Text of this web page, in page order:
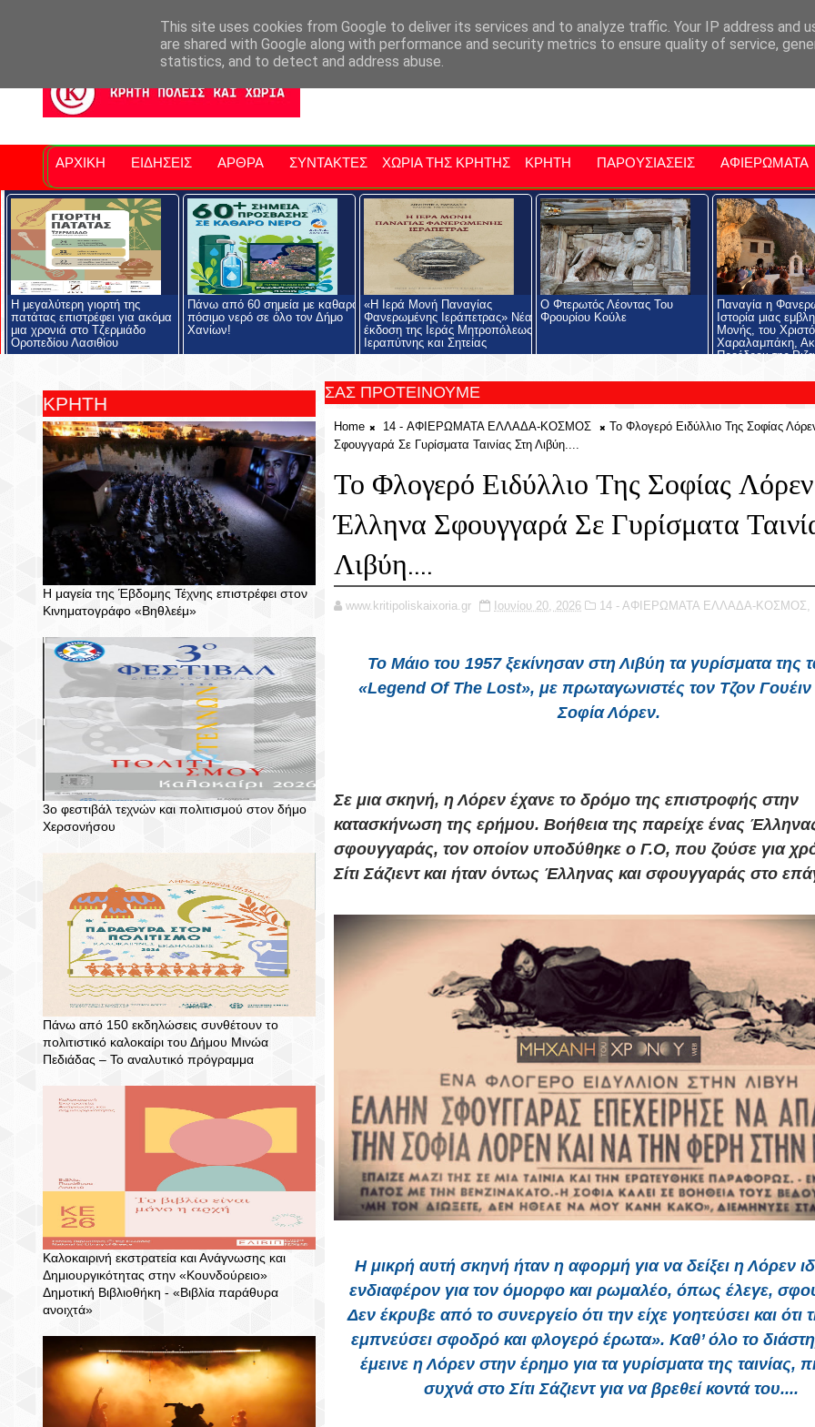
Νομός Λασιθίου Αγαπάμε Ρέθυμνο Επαρχία Μαλεβιζίου Εκδηλώσεις Στην Κρήτη Kriti Traveller
ΑΡΧΙΚΗ ΕΙΔΗΣΕΙΣ ΑΡΘΡΑ ΣΥΝΤΑΚΤΕΣ ΧΩΡΙΑ ΤΗΣ ΚΡΗΤΗΣ ΚΡΗΤΗ ΠΑΡΟΥΣΙΑΣΕΙΣ ΑΦΙΕΡΩΜΑΤΑ
Η μεγαλύτερη γιορτή της
πατάτας επιστρέφει για ακόμα
μια χρονιά στο Τζερμιάδο
Οροπεδίου Λασιθίου
Πάνω από 60 σημεία με καθαρό
πόσιμο νερό σε όλο τον Δήμο
Χανίων!
«Η Ιερά Μονή Παναγίας
Φανερωμένης Ιεράπετρας» Νέα
έκδοση της Ιεράς Μητροπόλεως
Ιεραπύτνης και Σητείας
Ο Φτερωτός Λέοντας Του
Φρουρίου Κούλε
Παναγία η
Ιστορία μιας
Μονής, του
Χαραλαμπάκη,
Προέδρου της
Ριζαρείου
ΚΡΗΤΗ
Η μαγεία της Έβδομης Τέχνης επιστρέφει στον
Κινηματογράφο «Βηθλεέμ»
3ο φεστιβάλ τεχνών και πολιτισμού στον δήμο
Χερσονήσου
Πάνω από 150 εκδηλώσεις συνθέτουν το
πολιτιστικό καλοκαίρι του Δήμου Μινώα
Πεδιάδας – To αναλυτικό πρόγραμμα
Καλοκαιρινή εκστρατεία και Ανάγνωσης και
Δημιουργικότητας στην «Κουνδούρειο»
Δημοτική Βιβλιοθήκη - «Βιβλία παράθυρα
ανοιχτά»
ΣΑΣ ΠΡΟΤΕΙΝΟΥΜΕ
Home 14 - ΑΦΙΕΡΩΜΑΤΑ ΕΛΛΑΔΑ-ΚΟΣΜΟΣ
Το Φλογερό Ειδύλλιο Της Σοφίας
Σφουγγαρά Σε Γυρίσματα Ταινίας Στη Λιβύη....
Το Φλογερό Ειδύλλιο Της Σοφίας
Έλληνα Σφουγγαρά Σε Γυρίσματα
Λιβύη....
www.kritipoliskaixoria.gr Ιουνίου 20, 2026 14 - ΑΦΙΕΡΩΜΑΤΑ ΕΛΛΑΔΑ-ΚΟΣΜΟΣ,
Το Μάιο του 1957 ξεκίνησαν στη Λιβύη τα γυρίσματα της
«Legend Of The Lost», με πρωταγωνιστές τον Τζον Γουέιν
Σοφία Λόρεν.
Σε μια σκηνή, η Λόρεν έχανε το δρόμο της επιστροφής στην
κατασκήνωση της ερήμου. Βοήθεια της παρείχε ένας
σφουγγαράς, τον οποίον υποδύθηκε ο Γ.Ο, που ζούσε για
Σίτι Σάζιεντ και ήταν όντως Έλληνας και σφουγγαράς στο
Η μικρή αυτή σκηνή ήταν η αφορμή για να δείξει η Λόρεν
ενδιαφέρον για τον όμορφο και ρωμαλέο, όπως έλεγε,
Δεν έκρυβε από το συνεργείο ότι την είχε γοητεύσει και ότι
εμπνεύσει σφοδρό και φλογερό έρωτα». Καθ’ όλο το
έμεινε η Λόρεν στην έρημο για τα γυρίσματα της ταινίας,
συχνά στο Σίτι Σάζιεντ για να βρεθεί κοντά του....
This site uses cookies from Google to deliver its services and to analyze traffic. Your IP address and
are shared with Google along with performance and security metrics to ensure quality of service,
statistics, and to detect and address abuse.